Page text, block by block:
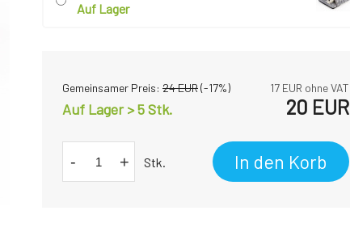
Auf Lager
Gemeinsamer Preis: 24EUR(-17%) 17 EUR ohne VAT
Auf Lager > 5 Stk. 20 EUR
- + Stk. In den Korb